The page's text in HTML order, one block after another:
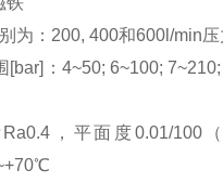
为：200, 400和600l/min
：4~50; 6~100;
，平面度0.01/100